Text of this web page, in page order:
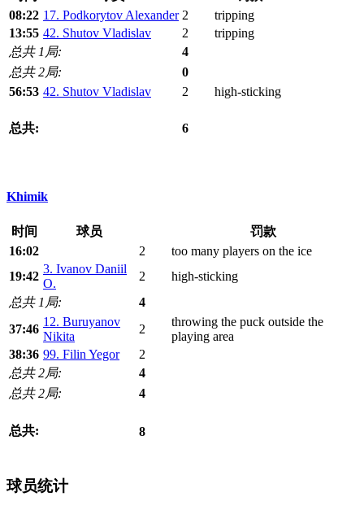
08:22 17. Podkorytov Alexander 2
tripping
13:55 42. Shutov Vladislav 2
tripping
总共 1局:
4
总共 2局:
0
56:53 42. Shutov Vladislav 2 high-sticking
总共: 6
Khimik
时间 球员
罚款
16:02
2
too many players on the ice
19:42
3. Ivanov Daniil
O.
2
high-sticking
总共 1局:
4
37:46
12. Buruyanov
Nikita
2
throwing the puck outside the
playing area
38:36 99. Filin Yegor
2
总共 2局:
4
总共 2局:
4
总共: 8
球员统计